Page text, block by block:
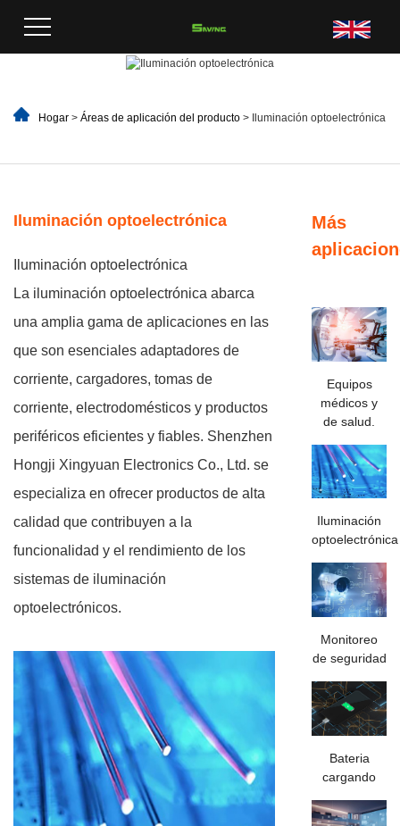
Hogar > Áreas de aplicación del producto > Iluminación optoelectrónica
Iluminación optoelectrónica
Iluminación optoelectrónica
La iluminación optoelectrónica abarca
una amplia gama de aplicaciones en las
que son esenciales adaptadores de
corriente, cargadores, tomas de
corriente, electrodomésticos y productos
periféricos eficientes y fiables. Shenzhen
Hongji Xingyuan Electronics Co., Ltd. se
especializa en ofrecer productos de alta
calidad que contribuyen a la
funcionalidad y el rendimiento de los
sistemas de iluminación
optoelectrónicos.
Más
Equipos
médicos y
de salud.
Iluminación
optoelectrónica
Monitoreo
de seguridad
Bateria
cargando